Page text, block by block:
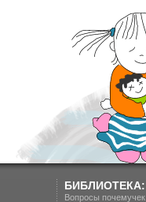
БИБЛИОТЕКА:
Вопросы почемучек